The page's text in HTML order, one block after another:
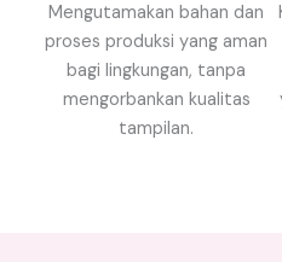
Mengutamakan bahan dan
proses produksi yang aman
bagi lingkungan, tanpa
mengorbankan kualitas
tampilan.